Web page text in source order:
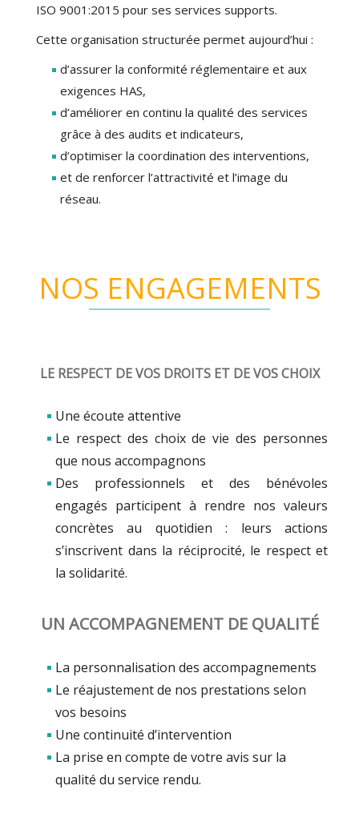
ISO 9001:2015 pour ses services supports.
Cette organisation structurée permet aujourd’hui :
d’assurer la conformité réglementaire et aux
exigences HAS,
d’améliorer en continu la qualité des services
grâce à des audits et indicateurs,
d’optimiser la coordination des interventions,
et de renforcer l’attractivité et l’image du
réseau.
NOS ENGAGEMENTS
LE RESPECT DE VOS DROITS ET DE VOS CHOIX
Une écoute attentive
Le respect des choix de vie des personnes
que nous accompagnons
Des professionnels et des bénévoles
engagés participent à rendre nos valeurs
concrètes au quotidien : leurs actions
s’inscrivent dans la réciprocité, le respect et
la solidarité.
UN ACCOMPAGNEMENT DE QUALITÉ
La personnalisation des accompagnements
Le réajustement de nos prestations selon
vos besoins
Une continuité d’intervention
La prise en compte de votre avis sur la
qualité du service rendu.